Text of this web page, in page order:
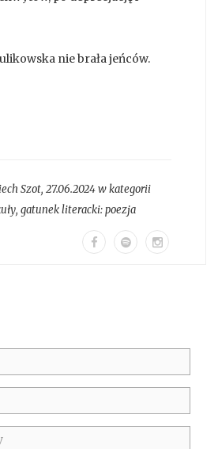
nie brała jeńców.
Szot, 27.06.2024 w kategorii
, gatunek literacki:poezja